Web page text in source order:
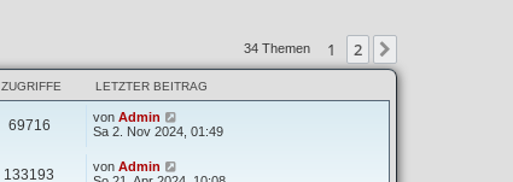
34 Themen 1 2
ZUGRIFFE LETZTER BEITRAG
69716 von Admin
Sa 2. Nov 2024, 01:49
133193 von Admin